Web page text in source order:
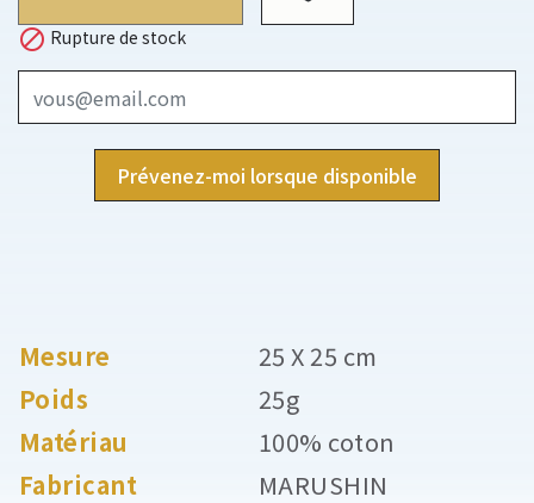
 Rupture de stock
Prévenez-moi lorsque disponible
Mesure
25 X 25 cm
Poids
25g
Matériau
100% coton
Fabricant
MARUSHIN